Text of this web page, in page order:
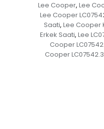
Lee Cooper, Lee
Lee Cooper
Saati, Lee Cooper
Erkek Saati, Lee
Cooper
Cooper